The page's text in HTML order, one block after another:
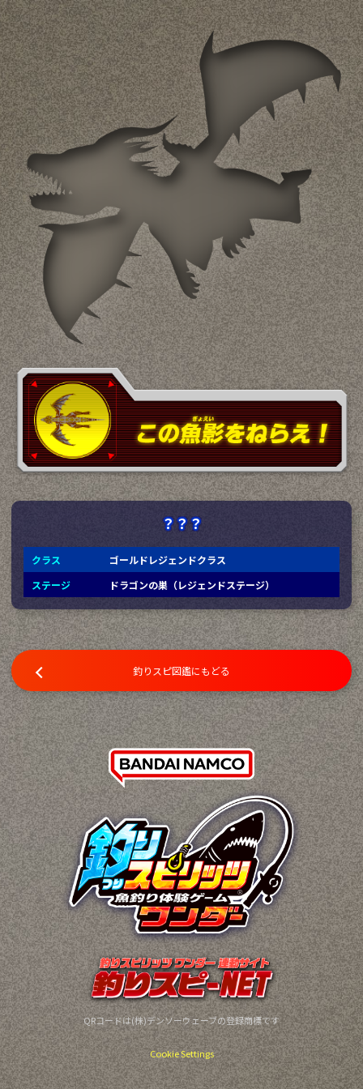
？？？
クラス
ゴールドレジェンドクラス
ステージ
ドラゴンの巣（レジェンドステージ）
釣りスピ図鑑にもどる
QRコードは(株)デンソーウェーブの登録商標です
Cookie Settings